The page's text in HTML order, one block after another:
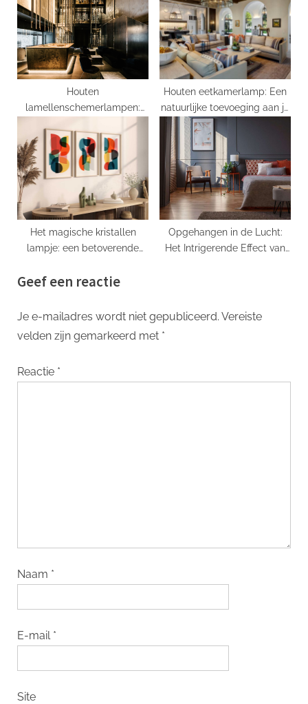
Houten
lamellenschemerlampen:
Houten eetkamerlamp: Een
natuurlijke toevoeging aan je
interieur
Het magische kristallen
lampje: een betoverende
Opgehangen in de Lucht:
Het Intrigerende Effect van
Geef een reactie
Je e-mailadres wordt niet gepubliceerd. Vereiste
velden zijn gemarkeerd met *
Reactie *
Naam *
E-mail *
Site